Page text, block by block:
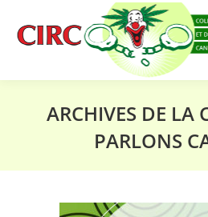
ARCHIVES DE LA
PARLONS